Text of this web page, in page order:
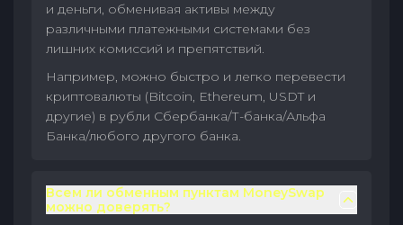
и деньги, обменивая активы между
различными платежными системами без
лишних комиссий и препятствий.
Например, можно быстро и легко перевести
криптовалюты (Bitcoin, Ethereum, USDT и
другие) в рубли Сбербанка/Т-банка/Альфа
Банка/любого другого банка.
Всем ли обменным пунктам MoneySwap
можно доверять?